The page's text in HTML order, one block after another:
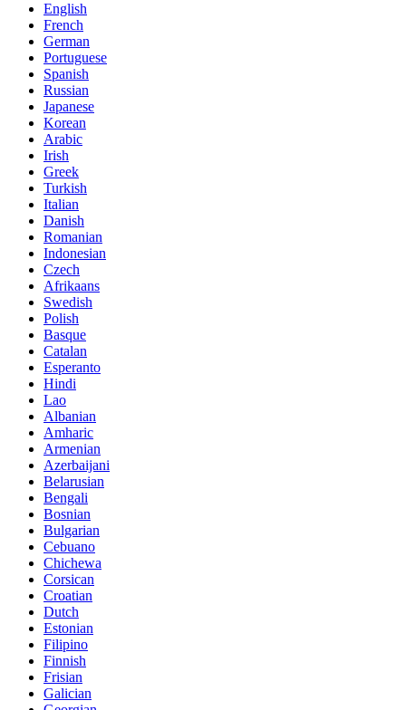
English
French
German
Portuguese
Spanish
Russian
Japanese
Korean
Arabic
Irish
Greek
Turkish
Italian
Danish
Romanian
Indonesian
Czech
Afrikaans
Swedish
Polish
Basque
Catalan
Esperanto
Hindi
Lao
Albanian
Amharic
Armenian
Azerbaijani
Belarusian
Bengali
Bosnian
Bulgarian
Cebuano
Chichewa
Corsican
Croatian
Dutch
Estonian
Filipino
Finnish
Frisian
Galician